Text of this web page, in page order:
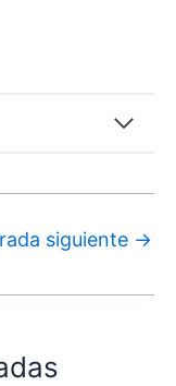
siguiente →